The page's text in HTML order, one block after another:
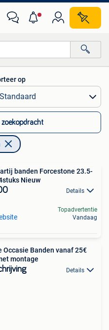
op
zoekopdracht
banden Forcestone 23.5-
Nieuw
Details
Topadvertentie
Vandaag
Occasie Banden vanaf 25€
montage
Details